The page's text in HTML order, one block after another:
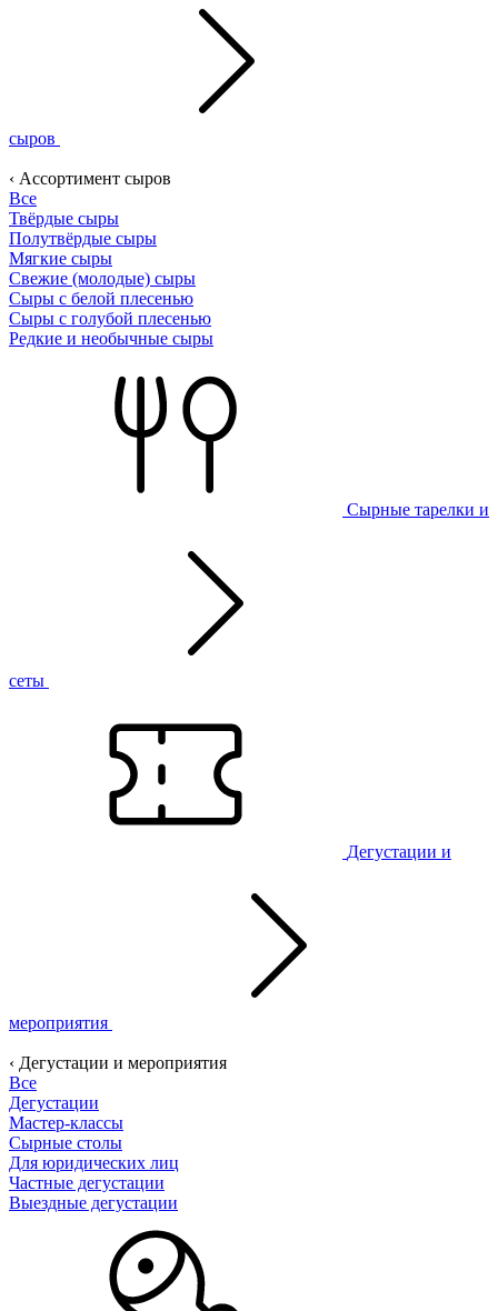
сыров
‹ Ассортимент сыров
Все
Твёрдые сыры
Полутвёрдые сыры
Мягкие сыры
Свежие (молодые) сыры
Сыры с белой плесенью
Сыры с голубой плесенью
Редкие и необычные сыры
Сырные тарелки и
сеты
Дегустации и
мероприятия
‹ Дегустации и мероприятия
Все
Дегустации
Мастер-классы
Сырные столы
Для юридических лиц
Частные дегустации
Выездные дегустации